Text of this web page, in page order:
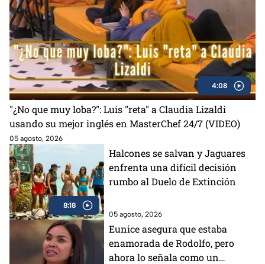
4:08
"¿No que muy loba?": Luis "reta" a Claudia Lizaldi
usando su mejor inglés en MasterChef 24/7 (VIDEO)
05 agosto, 2026
8:18
Halcones se salvan y Jaguares
enfrenta una difícil decisión
rumbo al Duelo de Extinción
05 agosto, 2026
Eunice asegura que estaba
enamorada de Rodolfo, pero
ahora lo señala como un